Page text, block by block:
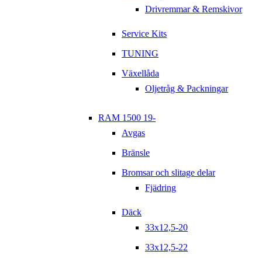
Drivremmar & Remskivor
Service Kits
TUNING
Växellåda
Oljetråg & Packningar
RAM 1500 19-
Avgas
Bränsle
Bromsar och slitage delar
Fjädring
Däck
33x12,5-20
33x12,5-22